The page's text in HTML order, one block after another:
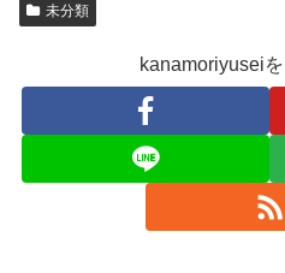
未分類
kanamoriyusei